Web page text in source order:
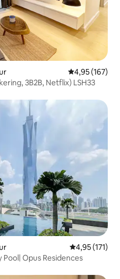
4,95 av 5 i
4,95 (167)
3B2B, Netflix) LSH33
4,95 av 5 i
4,95 (171)
Opus Residences